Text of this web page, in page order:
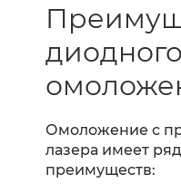
диодного
Омоложение с
лазера имеет
преимуществ: